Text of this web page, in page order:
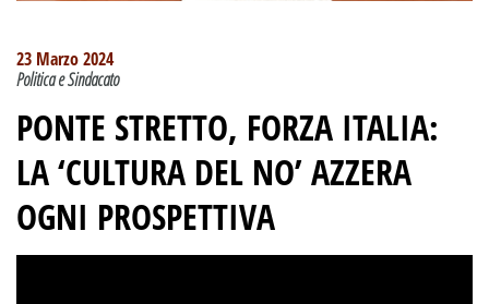
23 Marzo 2024
Politica e Sindacato
PONTE STRETTO, FORZA ITALIA:
LA ‘CULTURA DEL NO’ AZZERA
OGNI PROSPETTIVA